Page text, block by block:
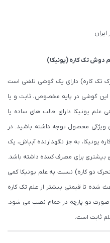
دوش تک کاره (یونیکا)
تک کاره) دارای یک گوشی تلفنی است
گوشی در پایه مخصوص، ثابت و یا
یونیکا دارای حالت های ساده یا
ویژگی محصول توجه داشته باشید. در
یونیکا، به جز نگهدارنده آبپاش، یک
بیشتری برای مصرف کننده داشته باشد.
دو کاره) نسبت به علم یونیکا کمی
شده تا قیمتی بیشتر از علم تک کاره
دو پارچه در حمام نصب می شود.
ثابت است.